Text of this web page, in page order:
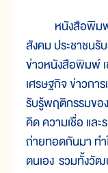
หนังสือพิมพ์มี
สังคม ประชาชนรั
ข่าวหนังสือพิมพ์
เศรษฐกิจ ข่าวกา
รับรู้พฤติกรรมขอ
คิด ความเชื่อ แล
ถ่ายทอดกันมา ทำ
ตนเอง รวมทั้งวั